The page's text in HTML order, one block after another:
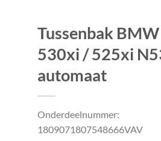
Tussenbak
530xi / 525xi
automaat
Onderdeelnummer:
1809071807548666VAV